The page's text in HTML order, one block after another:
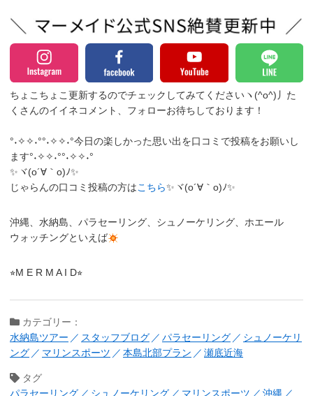
ちょこちょこ更新するのでチェックしてみてくださいヽ(^o^)丿 た
くさんのイイネコメント、フォローお待ちしております！
°˖✧✧˖°°˖✧✧˖°今日の楽しかった思い出を口コミで投稿をお願いし
ます°˖✧✧˖°°˖✧✧˖°
✨ヾ(o´∀｀o)ﾉ✨
じゃらんの口コミ投稿の方はこちら✨ヾ(o´∀｀o)ﾉ✨
沖縄、水納島、パラセーリング、シュノーケリング、ホエール
ウォッチングといえば
⭐︎M E R M A I D⭐︎
カテゴリー：
水納島ツアー
スタッフブログ パラセーリング
シュノーケリ
ング
マリンスポーツ 本島北部プラン 瀬底近海
タグ
パラセーリング
シュノーケリング マリンスポーツ 沖縄